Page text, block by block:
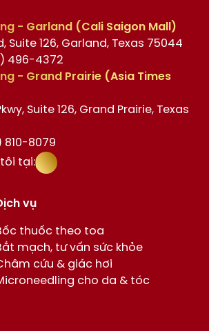
- Garland (Cali Saigon Mall)
Suite 126, Garland, Texas 75044
496-4372
- Grand Prairie (Asia Times
Suite 126, Grand Prairie, Texas
810-8079
tại:
vụ
thuốc theo toa
mạch, tư vấn sức khỏe
cứu & giác hơi
cho da & tóc